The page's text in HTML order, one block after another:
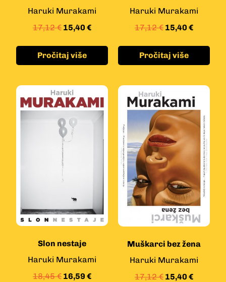
Haruki Murakami
17,12€ 15,40 €
Pročitaj više
Haruki Murakami
17,12€ 15,40 €
Pročitaj više
Slon nestaje
Haruki Murakami
18,45€ 16,59 €
Muškarci bez žena
Haruki Murakami
17,12€ 15,40 €